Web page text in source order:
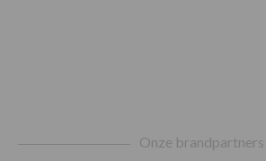
Onze brandpartners